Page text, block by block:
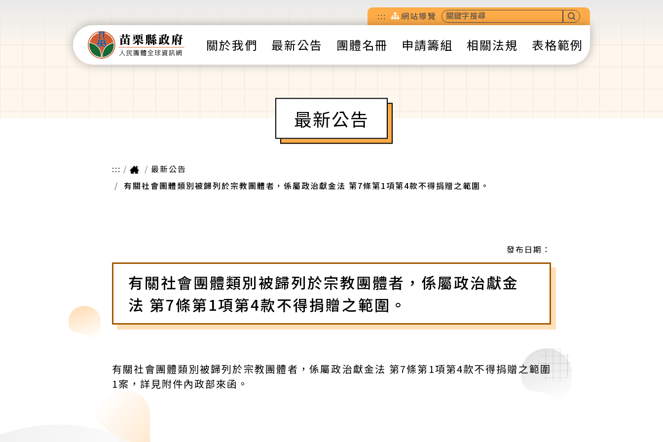
::: 網站導覽
關於我們 最新公告 團體名冊 申請籌組 相關法規 表格範例
最新公告
:::
最新公告
有關社會團體類別被歸列於宗教團體者，係屬政治獻金法 第7條第1項第4款不得捐贈之範圍。
發布日期：
有關社會團體類別被歸列於宗教團體者，係屬政治獻金
法 第7條第1項第4款不得捐贈之範圍。
有關社會團體類別被歸列於宗教團體者，係屬政治獻金法 第7條第1項第4款不得捐贈之範圍
1案，詳見附件內政部來函。